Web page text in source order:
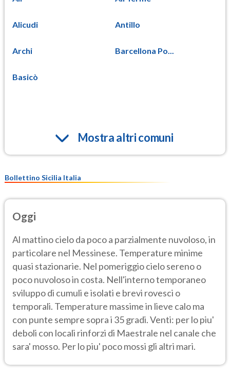
Alicudi Antillo
Archi Barcellona Po...
Basicò
Mostra altri comuni
Bollettino Sicilia Italia
Oggi
Al mattino cielo da poco a parzialmente nuvoloso, in
particolare nel Messinese. Temperature minime
quasi stazionarie. Nel pomeriggio cielo sereno o
poco nuvoloso in costa. Nell'interno temporaneo
sviluppo di cumuli e isolati e brevi rovesci o
temporali. Temperature massime in lieve calo ma
con punte sempre sopra i 35 gradi. Venti: per lo piu'
deboli con locali rinforzi di Maestrale nel canale che
sara' mosso. Per lo piu' poco mossi gli altri mari.